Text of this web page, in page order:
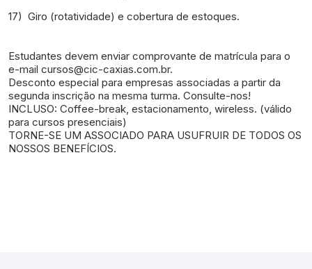
17) Giro (rotatividade) e cobertura de estoques.
Estudantes devem enviar comprovante de matrícula para o
e-mail cursos@cic-caxias.com.br.
Desconto especial para empresas associadas a partir da
segunda inscrição na mesma turma. Consulte-nos!
INCLUSO: Coffee-break, estacionamento, wireless. (válido
para cursos presenciais)
TORNE-SE UM ASSOCIADO PARA USUFRUIR DE TODOS OS
NOSSOS BENEFÍCIOS.